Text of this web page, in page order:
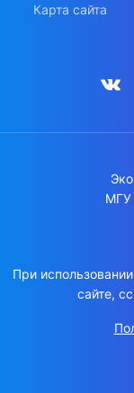
Карта сайта
МГУ
При
сайте,